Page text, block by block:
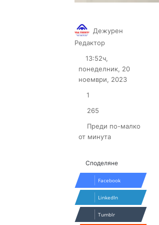
Дежурен
Редактор
13:52ч,
понеделник, 20
ноември, 2023
1
265
Преди по-малко
от минута
Споделяне
Facebook
LinkedIn
Tumblr